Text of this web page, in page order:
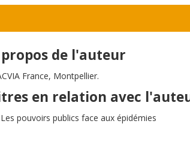
de l'auteur
France, Montpellier.
en relation avec
Les pouvoirs publics face aux épidémies